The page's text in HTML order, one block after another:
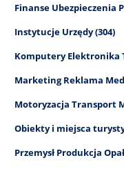
Finanse Ubezpieczenia
Instytucje Urzędy (304)
Komputery Elektronika
Marketing Reklama
Motoryzacja Transport
Obiekty i miejsca
Przemysł Produkcja